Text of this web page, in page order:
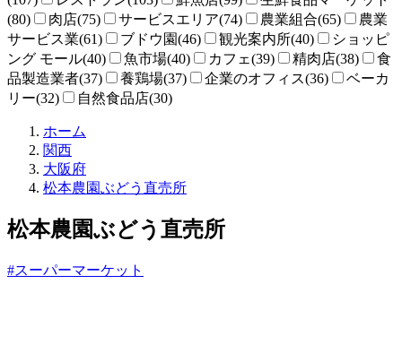
(80)
肉店(75) サービスエリア(74) 農業組合(65)
農業
サービス業(61)
ブドウ園(46) 観光案内所(40)
ショッピ
ング モール(40)
魚市場(40) カフェ(39) 精肉店(38)
食
品製造業者(37)
養鶏場(37) 企業のオフィス(36)
ベーカ
リー(32)
自然食品店(30)
ホーム
所
ね
と
関西
大阪府
松本農園ぶどう直売所
松本農園ぶどう直売所
#スーパーマーケット